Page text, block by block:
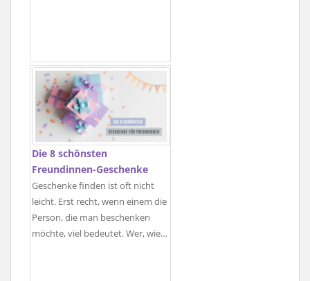
Die 8 schönsten
Freundinnen-Geschenke
Geschenke finden ist oft nicht
leicht. Erst recht, wenn einem die
Person, die man beschenken
möchte, viel bedeutet. Wer, wie…